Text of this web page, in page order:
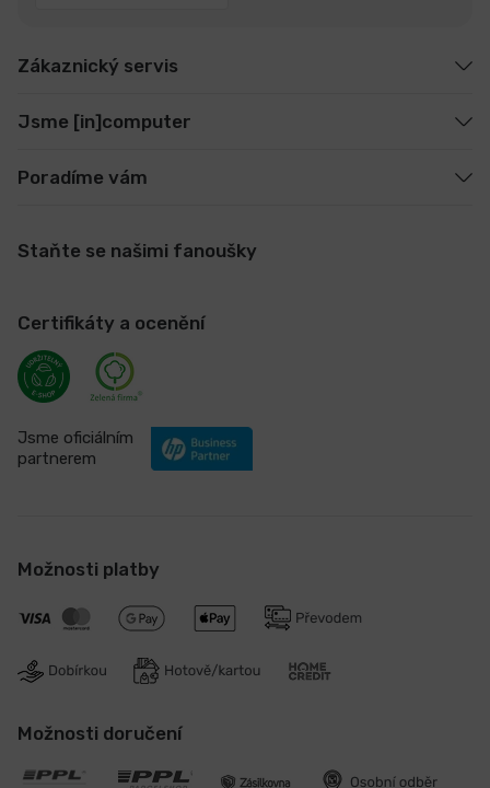
Zákaznický servis
Jsme [in]computer
Poradíme vám
Staňte se našimi fanoušky
Certifikáty a ocenění
Jsme oficiálním
partnerem
Možnosti platby
Možnosti doručení